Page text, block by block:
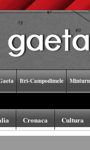
Itri-Campodimele
Cronaca Cultura